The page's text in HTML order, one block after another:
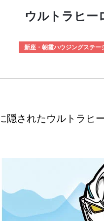
ウルトラヒー
新座・朝霞ハウジングステー
隠されたウルトラヒ